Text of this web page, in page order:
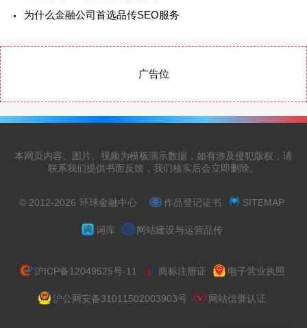
为什么金融公司首选品传SEO服务
广告位
本网页内容、图片、视频为模板演示数据，如有涉及侵犯版权，请
联系我们提供书面反馈，我们核实后会立即删除。
© 2012-2026 环球金融中心 作品登记证书 SITEMAP
词库 网站建设与运营品传
沪ICP备12049525号-11 商标注册证 电子营业执照
沪公网安备31011502003903号 网站信誉认证